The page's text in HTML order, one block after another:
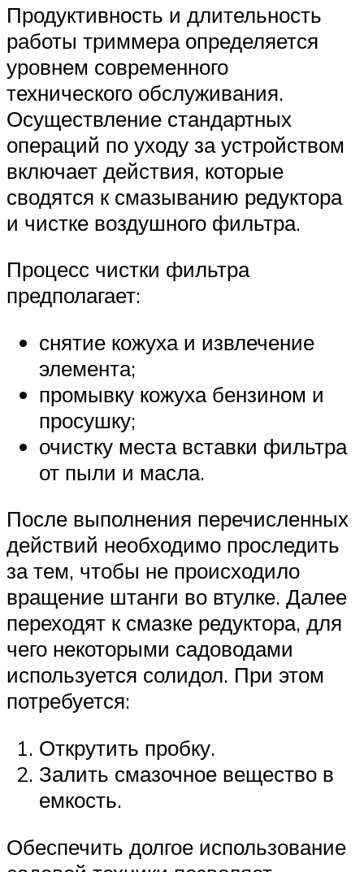
Продуктивность и длительность
работы триммера определяется
уровнем современного
технического обслуживания.
Осуществление стандартных
операций по уходу за устройством
включает действия, которые
сводятся к смазыванию редуктора
и чистке воздушного фильтра.
Процесс чистки фильтра
предполагает:
снятие кожуха и извлечение
элемента;
промывку кожуха бензином и
просушку;
очистку места вставки фильтра
от пыли и масла.
После выполнения перечисленных
действий необходимо проследить
за тем, чтобы не происходило
вращение штанги во втулке. Далее
переходят к смазке редуктора, для
чего некоторыми садоводами
используется солидол. При этом
потребуется:
Открутить пробку.
Залить смазочное вещество в
емкость.
Обеспечить долгое использование